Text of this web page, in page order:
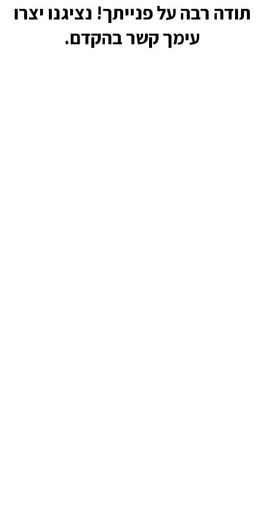
תודה רבה על פנייתך! נציגנו יצרו
עימך קשר בהקדם.